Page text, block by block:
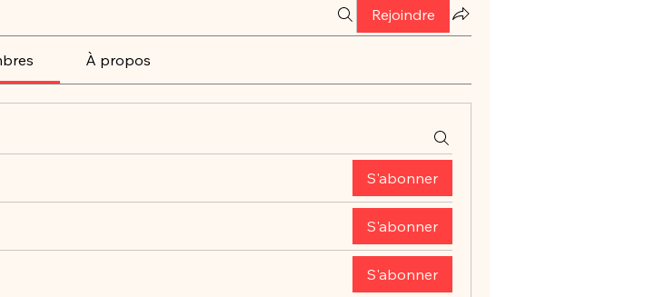
Rejoindre
À propos
S'abonner
S'abonner
S'abonner